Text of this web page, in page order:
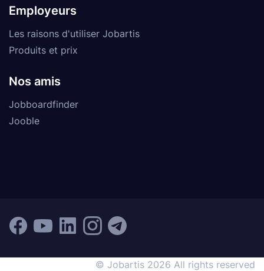
Employeurs
Les raisons d'utiliser Jobartis
Produits et prix
Nos amis
Jobboardfinder
Jooble
© Jobartis 2026 All rights reserved